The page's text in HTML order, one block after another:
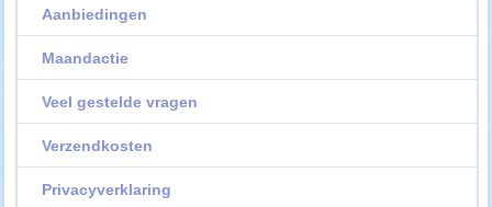
Aanbiedingen
Maandactie
Veel gestelde vragen
Verzendkosten
Privacyverklaring